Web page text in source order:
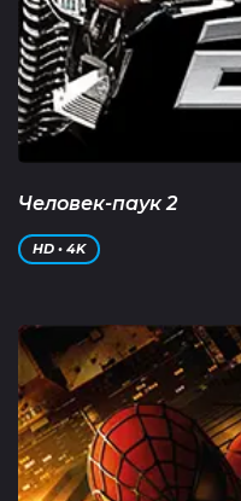
Человек-паук 2
HD • 4K